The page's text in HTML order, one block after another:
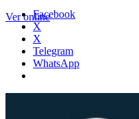
Ver onlineFacebook
X
X
Telegram
WhatsApp